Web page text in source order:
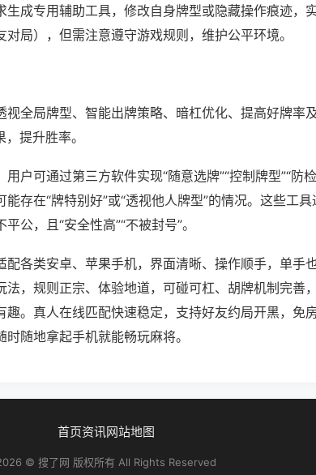
成专用辅助工具，修改自身牌型或隐藏操作痕迹，
局），但需注意遵守游戏规则，维护公平环境。
视全局牌型、智能出牌策略、暗杠优化、提高好牌率
提升胜率。
户可通过第三方软件实现“随意选牌”“控制牌型”“防
存在“牌特别好”或“透视他人牌型”的情况。这些工
公，且“安全性高”“不被封号”。
配各类安卓、苹果手机，界面清晰、操作顺手，单手
法，规则正宗、体验地道，可碰可杠、胡牌机制完善
。真人在线匹配快速稳定，支持好友约局开黑，免房
随地拿起手机就能畅玩麻将。
首页资讯网站地图
© 搜了网 版权所有 All Rights Reserved